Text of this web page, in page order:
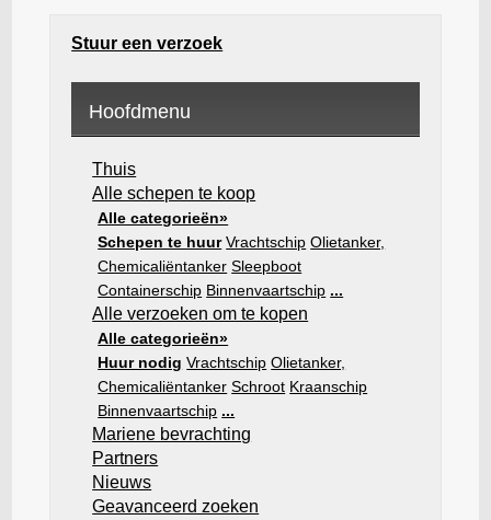
Stuur een verzoek
Hoofdmenu
Thuis
Alle schepen te koop
Alle categorieën»
Schepen te huur Vrachtschip Olietanker,
Chemicaliëntanker Sleepboot
Containerschip Binnenvaartschip ...
Alle verzoeken om te kopen
Alle categorieën»
Huur nodig Vrachtschip Olietanker,
Chemicaliëntanker Schroot Kraanschip
Binnenvaartschip ...
Mariene bevrachting
Partners
Nieuws
Geavanceerd zoeken